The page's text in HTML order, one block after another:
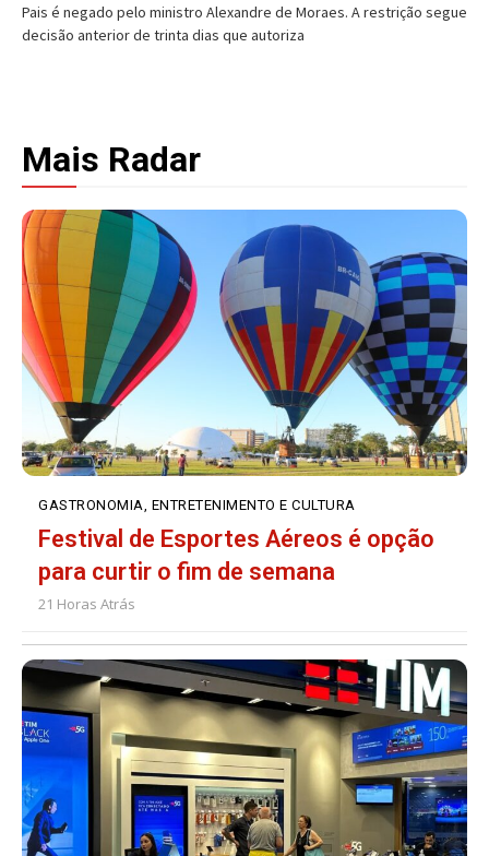
Pais é negado pelo ministro Alexandre de Moraes. A restrição segue
decisão anterior de trinta dias que autoriza
Mais Radar
GASTRONOMIA, ENTRETENIMENTO E CULTURA
Festival de Esportes Aéreos é opção
para curtir o fim de semana
21 Horas Atrás